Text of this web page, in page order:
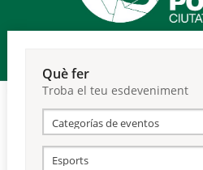
València en esport
Reserves
Què fer
Troba el teu esdeveniment